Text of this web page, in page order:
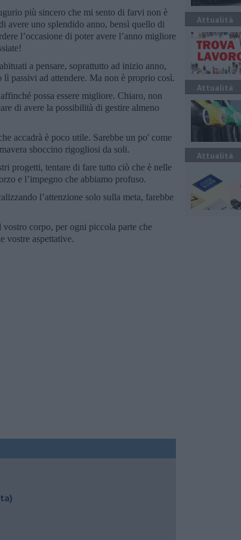
più sincero che mi sento di farvi non è
avere uno splendido anno, bensì quello di
l’occasione di poter avere l’anno migliore
a pensare, soprattutto ad inizio anno,
passivi ad attendere. Ma non è proprio così.
possa essere migliore. Chiaro, non
di avere la possibilità di gestire almeno
accadrà è poco utile. Sarebbe un po' come
sboccino rigogliosi da soli.
progetti, tentare di fare tutto ciò che è nelle
e l’impegno che abbiamo profuso.
l’attenzione solo sulla meta, farebbe
corpo, per ogni piccola parte che
vostre aspettative.
Attualità
Attualità
Attualità